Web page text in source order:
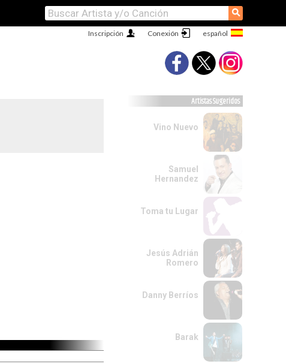
⚲
Conexión
Inscripción
Artistas Sugeridos
Vino Nuevo
Samuel
Hernandez
Toma tu Lugar
Jesús Adrián
Romero
Danny Berríos
Barak